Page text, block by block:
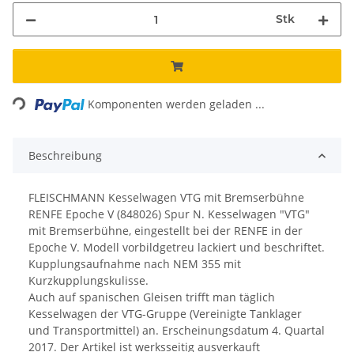
Stk
Loading... Komponenten werden geladen ...
Beschreibung
FLEISCHMANN Kesselwagen VTG mit Bremserbühne
RENFE Epoche V (848026) Spur N. Kesselwagen "VTG"
mit Bremserbühne, eingestellt bei der RENFE in der
Epoche V. Modell vorbildgetreu lackiert und beschriftet.
Kupplungsaufnahme nach NEM 355 mit
Kurzkupplungskulisse.
Auch auf spanischen Gleisen trifft man täglich
Kesselwagen der VTG-Gruppe (Vereinigte Tanklager
und Transportmittel) an. Erscheinungsdatum 4. Quartal
2017. Der Artikel ist werksseitig ausverkauft